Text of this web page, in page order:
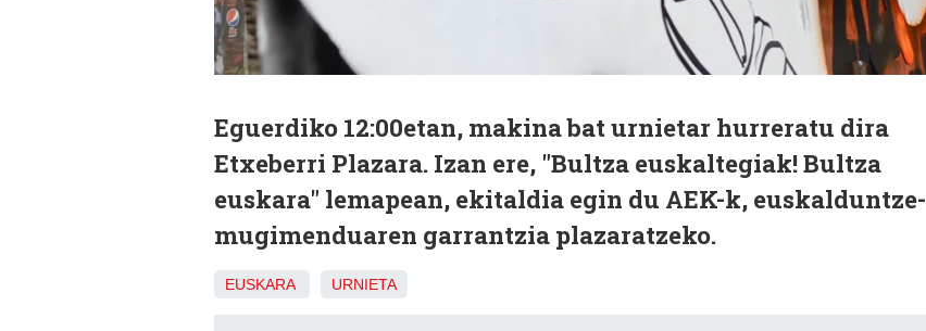
Eguerdiko 12:00etan, makina bat urnietar hurreratu dira
Etxeberri Plazara. Izan ere, "Bultza euskaltegiak! Bultza
euskara" lemapean, ekitaldia egin du AEK-k, euskalduntze-
mugimenduaren garrantzia plazaratzeko.
EUSKARA URNIETA